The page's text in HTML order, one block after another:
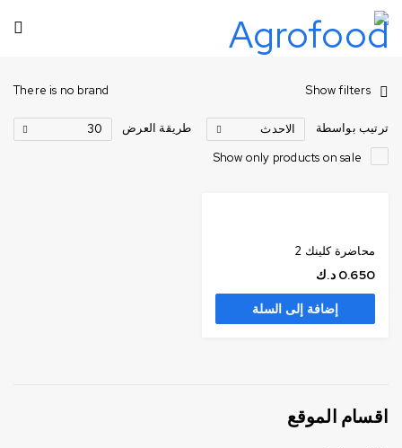
Show filters
There is no brand
ترتيب بواسطة
الاحدث
Show only products on sale
طريقة العرض 30
محاضرة كلينك 2
0.650 د.ك
إضافة إلى السلة
اقسام الموقع